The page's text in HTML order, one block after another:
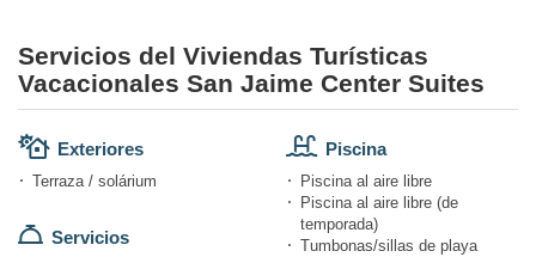
Servicios del Viviendas Turísticas
Vacacionales San Jaime Center Suites
Exteriores
Terraza / solárium
Servicios
Piscina
Piscina al aire libre
Piscina al aire libre (de
temporada)
Tumbonas/sillas de playa